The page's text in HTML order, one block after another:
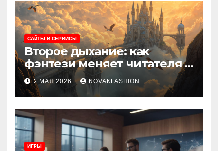
САЙТЫ И СЕРВИСЫ
Второе дыхание: как
фэнтези меняет читателя и
культуру
2 МАЯ 2026 NOVAKFASHION
ИГРЫ